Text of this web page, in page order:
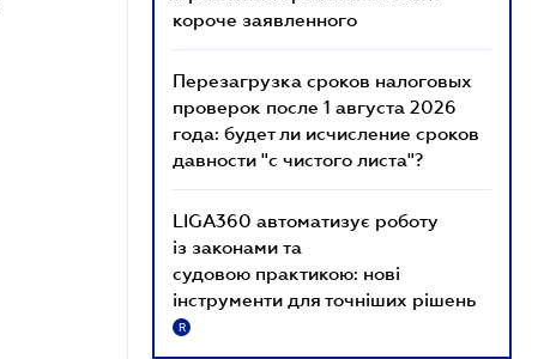
короче заявленного
Перезагрузка сроков налоговых
проверок после 1 августа 2026
года: будет ли исчисление сроков
давности "с чистого листа"?
LIGA360 автоматизує роботу
із законами та
судовою практикою: нові
інструменти для точніших рішень
R